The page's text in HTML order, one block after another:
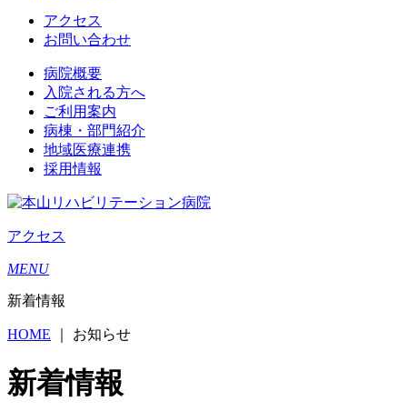
アクセス
お問い合わせ
病院概要
入院される方へ
ご利用案内
病棟・部門紹介
地域医療連携
採用情報
アクセス
MENU
新着情報
HOME お知らせ
新着情報